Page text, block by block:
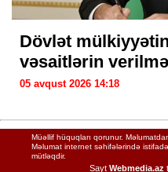
Dövlət
vəsaitlərin
05 avqust 2026 14:18
Müəllif hüquqları qorunur.
Məlumat internet səhifələrində
mütləqdir.
Sayt Webmedia.az